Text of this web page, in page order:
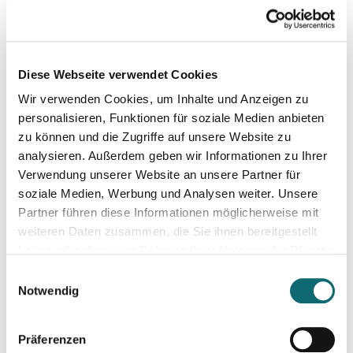
Diese Webseite verwendet Cookies
Wir verwenden Cookies, um Inhalte und Anzeigen zu
personalisieren, Funktionen für soziale Medien anbieten
zu können und die Zugriffe auf unsere Website zu
analysieren. Außerdem geben wir Informationen zu Ihrer
Verwendung unserer Website an unsere Partner für
soziale Medien, Werbung und Analysen weiter. Unsere
Partner führen diese Informationen möglicherweise mit
weiteren Daten zusammen, die Sie ihnen bereitgestellt
Notwendig
Präferenzen
31.03.2025
Book writing boot camp 2025
16.04.2025
Freie Journalist:in sein und davon leben können: So geht's
16.04.2025
Freie Journalist:in sein und davon leben können: So geht's
Auftritt vor der Kamera – souverän und authentisch